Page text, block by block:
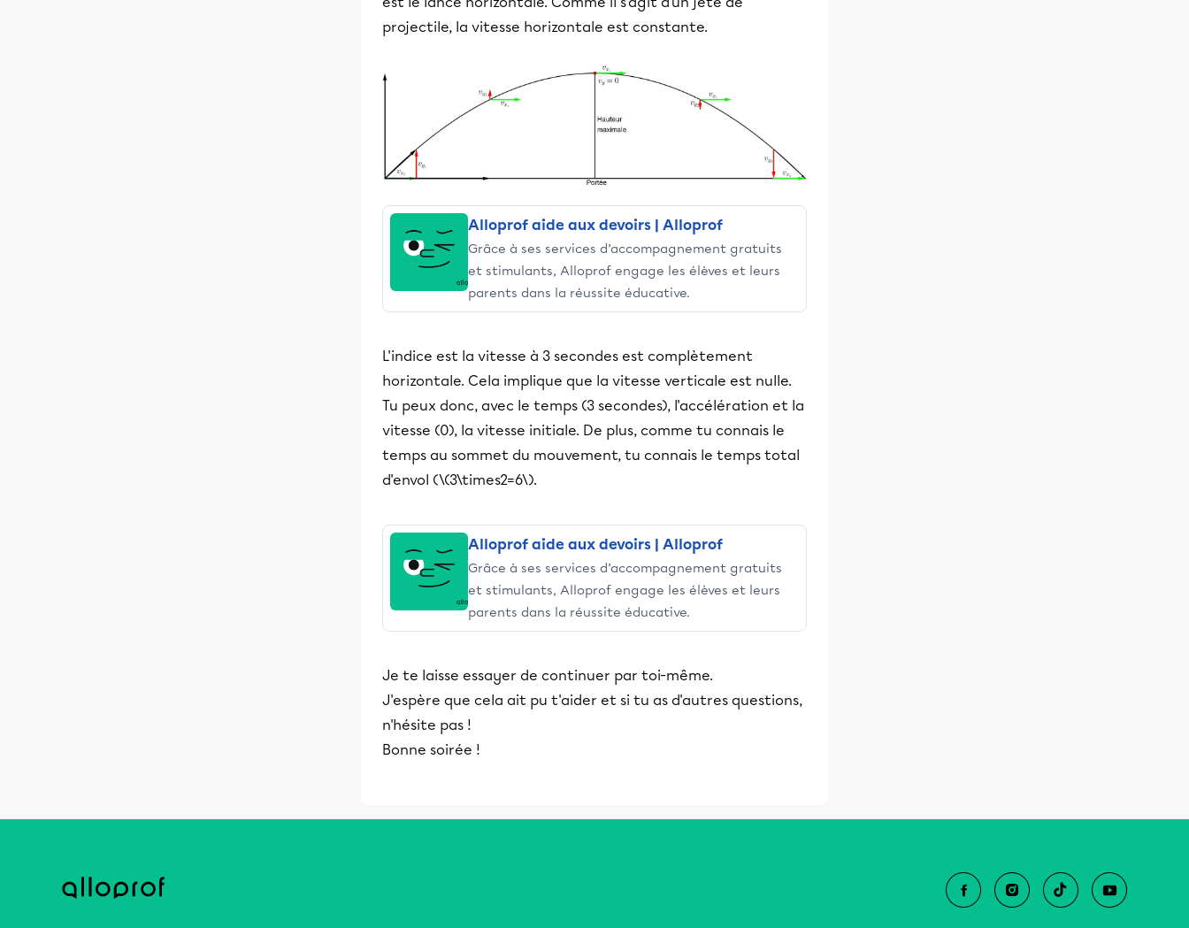
projectile, la vitesse horizontale est constante.
Alloprof aide aux devoirs | Alloprof
Grâce à ses services d’accompagnement gratuits
et stimulants, Alloprof engage les élèves et leurs
parents dans la réussite éducative.
L'indice est la vitesse à 3 secondes est complètement
horizontale. Cela implique que la vitesse verticale est nulle.
Tu peux donc, avec le temps (3 secondes), l'accélération et la
vitesse (0), la vitesse initiale. De plus, comme tu connais le
temps au sommet du mouvement, tu connais le temps total
d'envol (\(3\times2=6\).
Alloprof aide aux devoirs | Alloprof
Grâce à ses services d’accompagnement gratuits
et stimulants, Alloprof engage les élèves et leurs
parents dans la réussite éducative.
Je te laisse essayer de continuer par toi-même.
J'espère que cela ait pu t'aider et si tu as d'autres questions,
n'hésite pas !
Bonne soirée !